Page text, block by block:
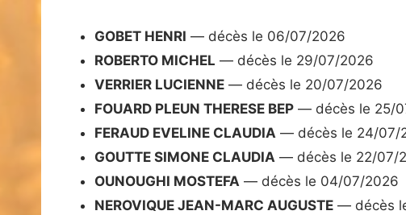
GOBET HENRI — décès le 06/07/2026
ROBERTO MICHEL — décès le 29/07/2026
VERRIER LUCIENNE — décès le 20/07/2026
FOUARD PLEUN THERESE BEP — décès le 25/
FERAUD EVELINE CLAUDIA — décès le 24/07/
GOUTTE SIMONE CLAUDIA — décès le 22/07/
OUNOUGHI MOSTEFA — décès le 04/07/2026
NEROVIQUE JEAN-MARC AUGUSTE — décès